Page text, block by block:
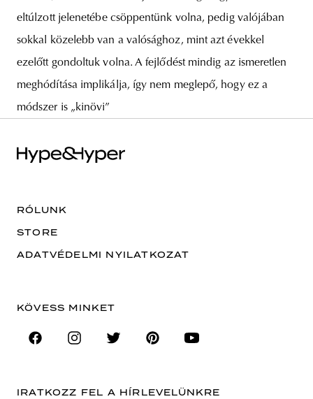
eltúlzott jelenetébe csöppentünk volna, pedig valójában
sokkal közelebb van a valósághoz, mint azt évekkel
ezelőtt gondoltuk volna. A fejlődést mindig az ismeretlen
meghódítása implikálja, így nem meglepő, hogy ez a
módszer is „kinövi”
RÓLUNK
STORE
ADATVÉDELMI NYILATKOZAT
KÖVESS MINKET
IRATKOZZ FEL A HÍRLEVELÜNKRE